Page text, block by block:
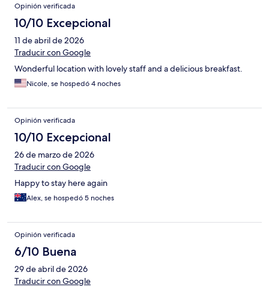
Opinión verificada
10/10 Excepcional
11 de abril de 2026
Traducir con Google
Wonderful location with lovely staff and a delicious breakfast.
Nicole, se hospedó 4 noches
Opinión verificada
10/10 Excepcional
26 de marzo de 2026
Traducir con Google
Happy to stay here again
Alex, se hospedó 5 noches
Opinión verificada
6/10 Buena
29 de abril de 2026
Traducir con Google